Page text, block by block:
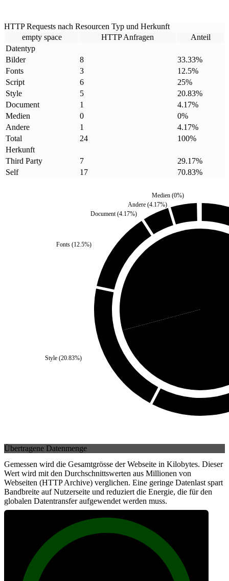
HTTP Requests nach Resourcen Typ und Herkunft
empty space
HTTP Anfragen
Anteil
Datentyp
Bilder
8 33.33%
Fonts
3 12.5%
Script
6 25%
Style
5 20.83%
Document
1 4.17%
Medien
0 0%
Andere
1 4.17%
Total
24 100%
Herkunft
Third Party
7 29.17%
Self
17 70.83%
Fonts(12.5%)
Style (20.83%)
Document(4.17%)
Medien(0%)
Andere(4.17%)
Übertragene Datenmenge
Gemessen wird die Gesamtgrösse der Webseite in Kilobytes. Dieser
Wert wird mit den Durchschnittswerten aus Millionen von
Webseiten (HTTP Archive) verglichen. Eine geringe Datenlast spart
Bandbreite auf Nutzerseite und reduziert die Energie, die für den
globalen Datentransfer aufgewendet werden muss.